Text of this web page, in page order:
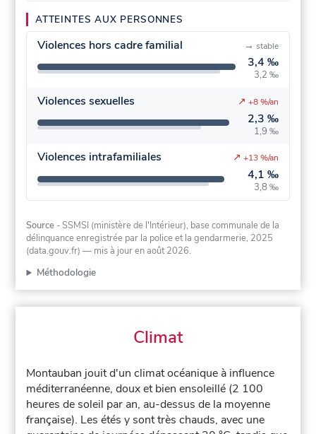
ATTEINTES AUX PERSONNES
Violences hors cadre familial
3,4 ‰
3,2 ‰
→ stable
Violences sexuelles
2,3 ‰
1,9 ‰
↗ +8 %/an
Violences intrafamiliales
4,1 ‰
3,8 ‰
↗ +13 %/an
Source - SSMSI (ministère de l'Intérieur), base communale de la
délinquance enregistrée par la police et la gendarmerie, 2025
(data.gouv.fr) — mis à jour en août 2026.
Méthodologie
Climat
Montauban jouit d'un climat océanique à influence
méditerranéenne, doux et bien ensoleillé (2 100
heures de soleil par an, au-dessus de la moyenne
française). Les étés y sont très chauds, avec une